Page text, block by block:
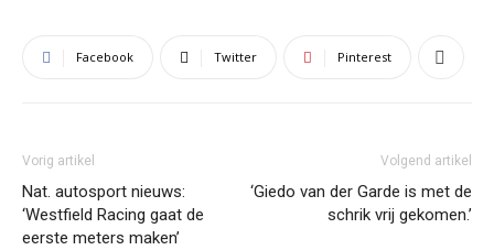
Facebook Twitter Pinterest
Vorig artikel
Nat. autosport nieuws:
‘Westfield Racing gaat de
eerste meters maken’
Volgend artikel
‘Giedo van der Garde is met de
schrik vrij gekomen.’